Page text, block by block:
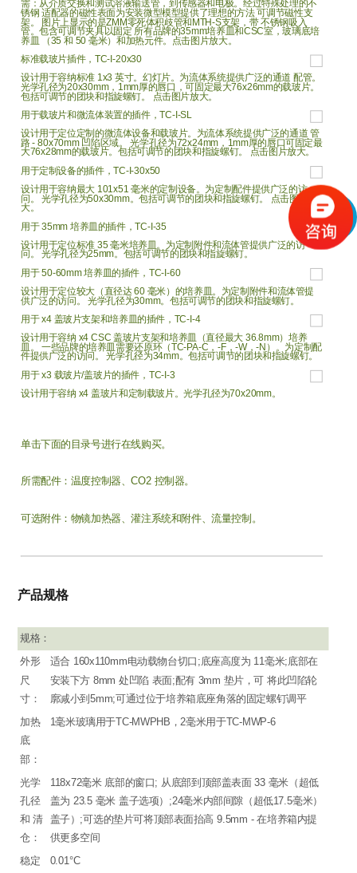
需：从介质交换和测试溶液输送管，到传感器和电极。经过特殊处理的不
锈钢 适配器的磁性表面为安装微型模型提供了理想的方法 可调节磁性支
架。 图片上显示的是ZMM零死体积歧管和MTH-S支架，带 不锈钢吸入
管。包含可调节夹具以固定 所有品牌的35mm培养皿和CSC室，玻璃底培
养皿 （35 和 50 毫米）和加热元件。点击图片放大。
标准载玻片插件，TC-I-20x30
设计用于容纳标准 1x3 英寸。幻灯片。为流体系统提供广泛的通道 配管。
光学孔径为20x30mm，1mm厚的唇口，可固定最大76x26mm的载玻片。
包括可调节的团块和指旋螺钉。 点击图片放大。
用于载玻片和微流体装置的插件，TC-I-SL
设计用于定位定制的微流体设备和载玻片。为流体系统提供广泛的通道 管
路 - 80x70mm 凹陷区域。 光学孔径为72x24mm，1mm厚的唇口可固定最
大76x28mm的载玻片。包括可调节的团块和指旋螺钉。 点击图片放大。
用于定制设备的插件，TC-I-30x50
设计用于容纳最大 101x51 毫米的定制设备。为定制配件提供广泛的访
问。 光学孔径为50x30mm。包括可调节的团块和指旋螺钉。 点击图片放
大。
用于 35mm 培养皿的插件，TC-I-35
设计用于定位标准 35 毫米培养皿。为定制附件和流体管提供广泛的访
问。 光学孔径为25mm。包括可调节的团块和指旋螺钉。
用于 50-60mm 培养皿的插件，TC-I-60
设计用于定位较大（直径达 60 毫米）的培养皿。为定制附件和流体管提
供广泛的访问。 光学孔径为30mm。包括可调节的团块和指旋螺钉。
用于 x4 盖玻片支架和培养皿的插件，TC-I-4
设计用于容纳 x4 CSC 盖玻片支架和培养皿（直径最大 36.8mm）培养
皿。 一些品牌的培养皿需要还原环（TC-PA-C，-F，-W，-N）。为定制配
件提供广泛的访问。 光学孔径为34mm。包括可调节的团块和指旋螺钉。
用于 x3 载玻片/盖玻片的插件，TC-I-3
设计用于容纳 x4 盖玻片和定制载玻片。光学孔径为70x20mm。
单击下面的目录号进行在线购买。
所需配件：温度控制器、CO2 控制器。
可选附件：物镜加热器、灌注系统和附件、流量控制。
产品规格
规格：
外形
尺
寸：
适合 160x110mm电动载物台切口;底座高度为 11毫米;底部在
安装下方 8mm 处凹陷 表面;配有 3mm 垫片，可 将此凹陷轮
廓减小到5mm;可通过位于培养箱底座角落的固定螺钉调平
加热
底
部：
1毫米玻璃用于TC-MWPHB，2毫米用于TC-MWP-6
光学
孔径
和 清
仓：
118x72毫米 底部的窗口; 从底部到顶部盖表面 33 毫米（超低
盖为 23.5 毫米 盖子选项）;24毫米内部间隙（超低17.5毫米）
盖子）;可选的垫片可将顶部表面抬高 9.5mm - 在培养箱内提
供更多空间
稳定
0.01°C